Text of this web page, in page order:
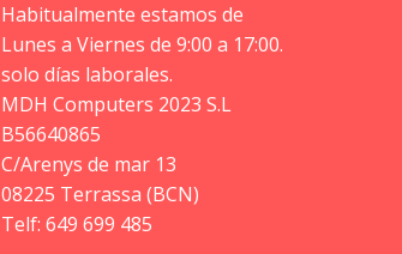
Habitualmente estamos de
Lunes a Viernes de 9:00 a 17:00.
solo días laborales.
MDH Computers 2023 S.L
B56640865
C/Arenys de mar 13
08225 Terrassa (BCN)
Telf: 649 699 485